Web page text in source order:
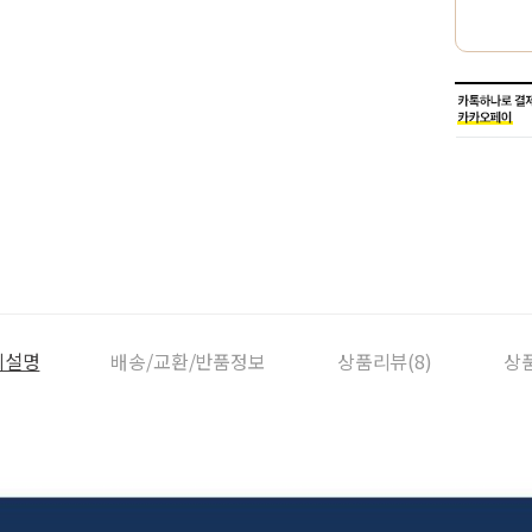
명 배송/교환/반품정보 상품리뷰(8) 상